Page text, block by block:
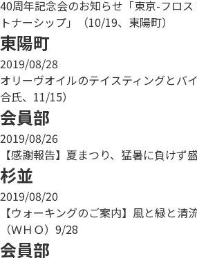
40周年記念会のお知らせ「東京-フロ
トナーシップ」（10/19、東陽町）
東陽町
2019/08/28
オリーヴオイルのテイスティングとバ
合氏、11/15）
会員部
2019/08/26
【感謝報告】夏まつり、猛暑に負けず
杉並
2019/08/20
【ウォーキングのご案内】風と緑と清
（ＷＨＯ）9/28
会員部